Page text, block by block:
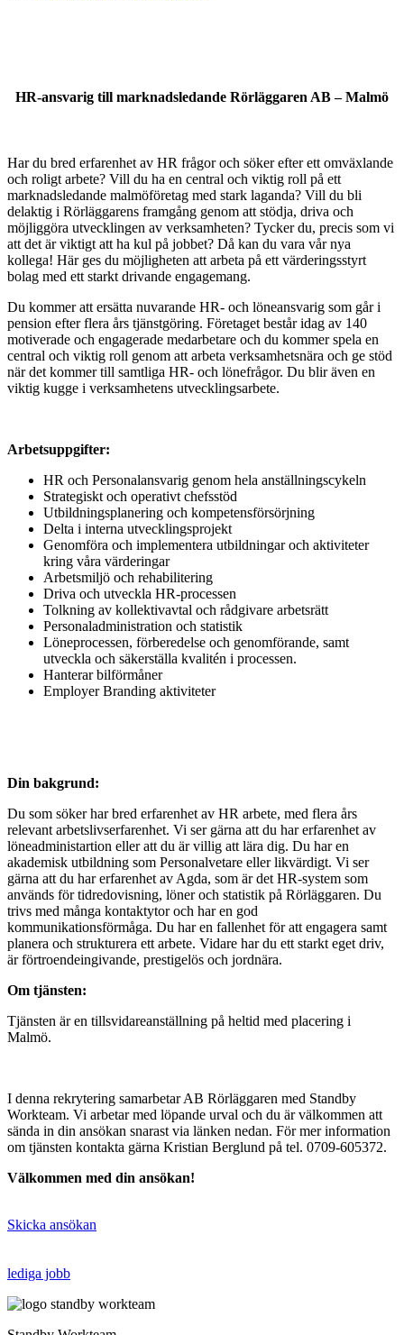
HR-ansvarig till marknadsledande Rörläggaren AB – Malmö
Har du bred erfarenhet av HR frågor och söker efter ett omväxlande
och roligt arbete? Vill du ha en central och viktig roll på ett
marknadsledande malmöföretag med stark laganda? Vill du bli
delaktig i Rörläggarens framgång genom att stödja, driva och
möjliggöra utvecklingen av verksamheten? Tycker du, precis som vi
att det är viktigt att ha kul på jobbet? Då kan du vara vår nya
kollega! Här ges du möjligheten att arbeta på ett värderingsstyrt
bolag med ett starkt drivande engagemang.
Du kommer att ersätta nuvarande HR- och löneansvarig som går i
pension efter flera års tjänstgöring. Företaget består idag av 140
motiverade och engagerade medarbetare och du kommer spela en
central och viktig roll genom att arbeta verksamhetsnära och ge stöd
när det kommer till samtliga HR- och lönefrågor. Du blir även en
viktig kugge i verksamhetens utvecklingsarbete.
Arbetsuppgifter:
HR och Personalansvarig genom hela anställningscykeln
Strategiskt och operativt chefsstöd
Utbildningsplanering och kompetensförsörjning
Delta i interna utvecklingsprojekt
Genomföra och implementera utbildningar och aktiviteter
kring våra värderingar
Arbetsmiljö och rehabilitering
Driva och utveckla HR-processen
Tolkning av kollektivavtal och rådgivare arbetsrätt
Personaladministration och statistik
Löneprocessen, förberedelse och genomförande, samt
utveckla och säkerställa kvalitén i processen.
Hanterar bilförmåner
Employer Branding aktiviteter
Din bakgrund:
Du som söker har bred erfarenhet av HR arbete, med flera års
relevant arbetslivserfarenhet. Vi ser gärna att du har erfarenhet av
löneadministartion eller att du är villig att lära dig. Du har en
akademisk utbildning som Personalvetare eller likvärdigt. Vi ser
gärna att du har erfarenhet av Agda, som är det HR-system som
används för tidredovisning, löner och statistik på Rörläggaren. Du
trivs med många kontaktytor och har en god
kommunikationsförmåga. Du har en fallenhet för att engagera samt
planera och strukturera ett arbete. Vidare har du ett starkt eget driv,
är förtroendeingivande, prestigelös och jordnära.
Om tjänsten:
Tjänsten är en tillsvidareanställning på heltid med placering i
Malmö.
I denna rekrytering samarbetar AB Rörläggaren med Standby
Workteam. Vi arbetar med löpande urval och du är välkommen att
sända in din ansökan snarast via länken nedan. För mer information
om tjänsten kontakta gärna Kristian Berglund på tel. 0709-605372.
Välkommen med din ansökan!
Skicka ansökan
lediga jobb